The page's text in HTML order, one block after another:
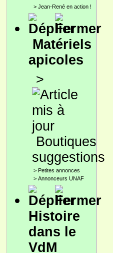
> Jean-René en action !
Matériels
apicoles
>
Boutiques
suggestions
> Petites annonces
> Annonceurs UNAF
Histoire
dans le
VdM